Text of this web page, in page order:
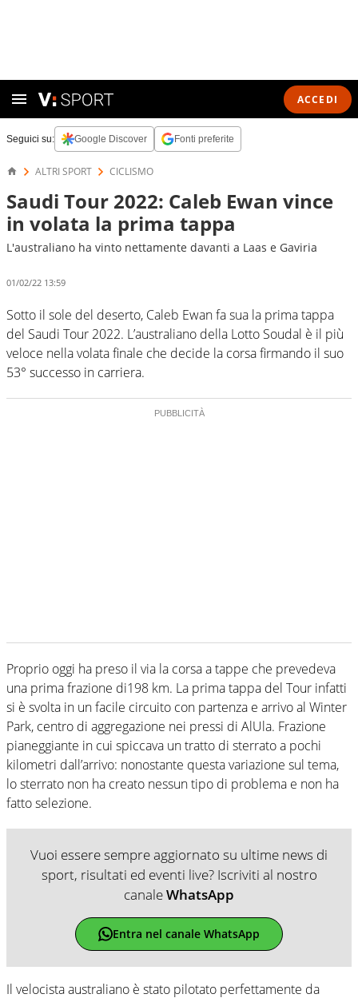
ACCEDI
Seguici su: Google Discover Fonti preferite
ALTRI SPORT CICLISMO
Saudi Tour 2022: Caleb Ewan vince
in volata la prima tappa
L'australiano ha vinto nettamente davanti a Laas e Gaviria
01/02/22 13:59
Sotto il sole del deserto, Caleb Ewan fa sua la prima tappa
del Saudi Tour 2022. L’australiano della Lotto Soudal è il più
veloce nella volata finale che decide la corsa firmando il suo
53° successo in carriera.
Proprio oggi ha preso il via la corsa a tappe che prevedeva
una prima frazione di198 km. La prima tappa del Tour infatti
si è svolta in un facile circuito con partenza e arrivo al Winter
Park, centro di aggregazione nei pressi di AlUla. Frazione
pianeggiante in cui spiccava un tratto di sterrato a pochi
kilometri dall’arrivo: nonostante questa variazione sul tema,
lo sterrato non ha creato nessun tipo di problema e non ha
fatto selezione.
Vuoi essere sempre aggiornato su ultime news di
sport, risultati ed eventi live? Iscriviti al nostro
canaleWhatsApp
Entra nel canale WhatsApp
Il velocista australiano è stato pilotato perfettamente da